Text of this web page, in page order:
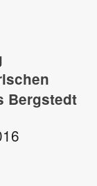
Bergstedt